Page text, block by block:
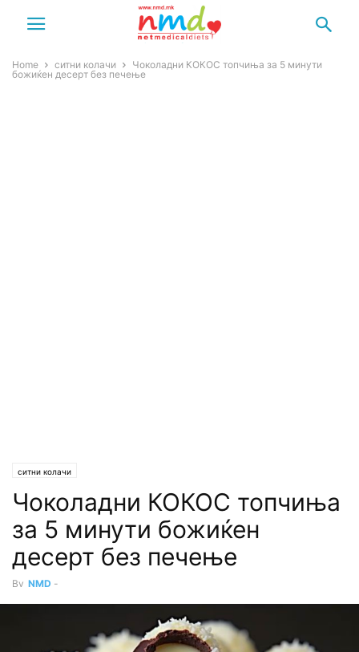
Home ситни колачи
Чоколадни КОКОС топчиња за 5 минути
божиќен десерт без печење
ситни колачи
Чоколадни КОКОС топчиња
за 5 минути божиќен
десерт без печење
By NMD -